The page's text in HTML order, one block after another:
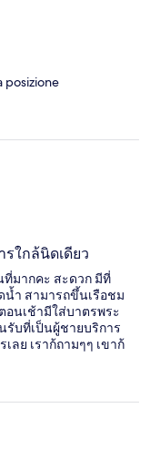
posizione
ใกล้นิดเดียว
ที่มากคะ สะดวก มีที่
ำ สามารถขึ้นเรือชม
นเช้ามีใส่บาตรพระ
รับที่เป็นผู้ชายบริการ
ลย เราก้ถามๆๆ เขาก้
รอนานมากก ไม่มี
เตอแบบนั้น และออก